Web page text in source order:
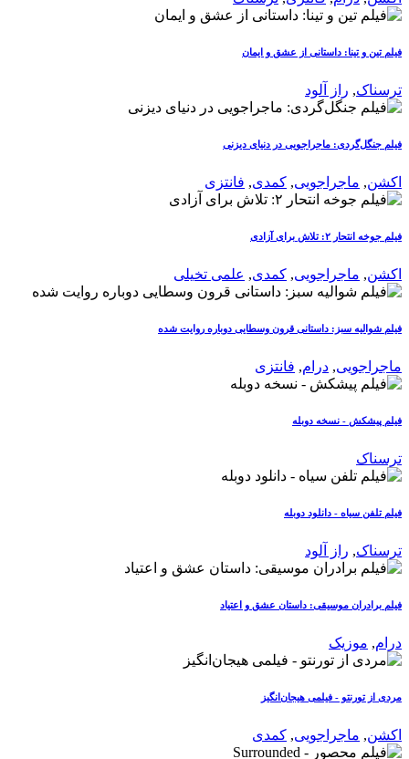
فیلم تین و تینا: داستانی از عشق و ایمان
ترسناک, راز آلود
فیلم جنگل‌گردی: ماجراجویی در دنیای دیزنی
اکشن, ماجراجویی, کمدی, فانتزی
فیلم جوخه انتحار ۲: تلاش برای آزادی
اکشن, ماجراجویی, کمدی, علمی تخیلی
فیلم شوالیه سبز: داستانی قرون وسطایی دوباره روایت شده
ماجراجویی, درام, فانتزی
فیلم پیشکش - نسخه دوبله
ترسناک
فیلم تلفن سیاه - دانلود دوبله
ترسناک, راز آلود
فیلم برادران موسیقی: داستان عشق و اعتیاد
درام, موزیک
مردی از تورنتو - فیلمی هیجان‌انگیز
اکشن, ماجراجویی, کمدی